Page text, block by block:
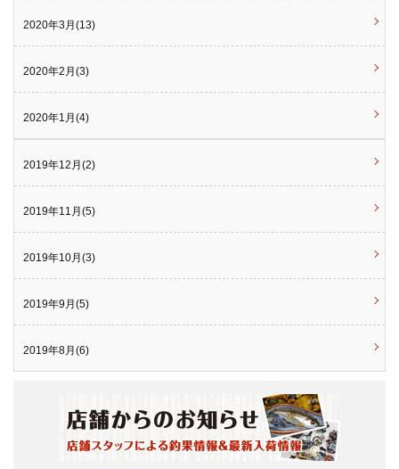
2020年3月(13)
2020年2月(3)
2020年1月(4)
2019年12月(2)
2019年11月(5)
2019年10月(3)
2019年9月(5)
2019年8月(6)